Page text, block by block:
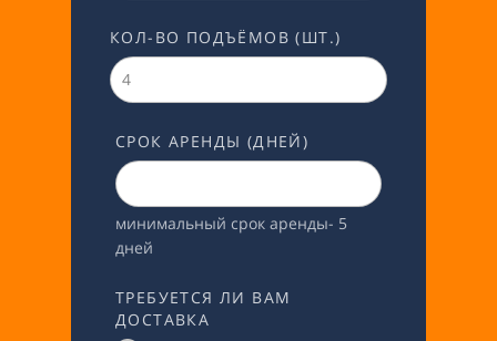
КОЛ-ВО ПОДЪЁМОВ (ШТ.)
СРОК АРЕНДЫ (ДНЕЙ)
минимальный срок аренды- 5
дней
ТРЕБУЕТСЯ ЛИ ВАМ
ДОСТАВКА